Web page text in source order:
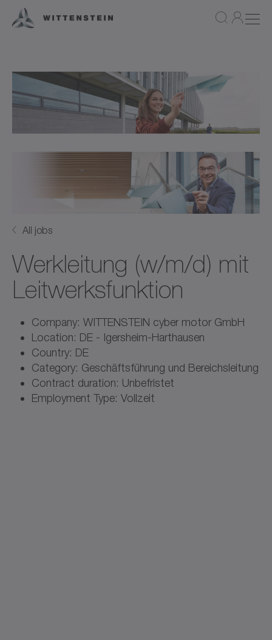
All jobs
Werkleitung (w/m/d) mit
Leitwerksfunktion
Company: WITTENSTEIN cyber motor GmbH
Location: DE - Igersheim-Harthausen
Country: DE
Category: Geschäftsführung und Bereichsleitung
Contract duration: Unbefristet
Employment Type: Vollzeit